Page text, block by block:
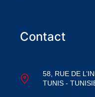
Contact
58, RUE DE
TUNIS -